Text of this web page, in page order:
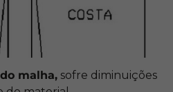
malha, sofre diminuições